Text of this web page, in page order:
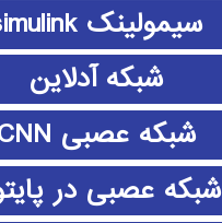
سیمولینک simulink
شبکه آدلاین
شبکه عصبی CNN
شبکه عصبی در